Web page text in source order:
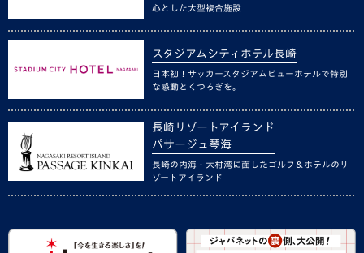
心とした大型複合施設
スタジアムシティホテル長崎
日本初！サッカースタジアムビューホテルで特別
な感動とくつろぎを。
長崎リゾートアイランド
パサージュ琴海
長崎の内海・大村湾に面したゴルフ＆ホテルのリ
ゾートアイランド